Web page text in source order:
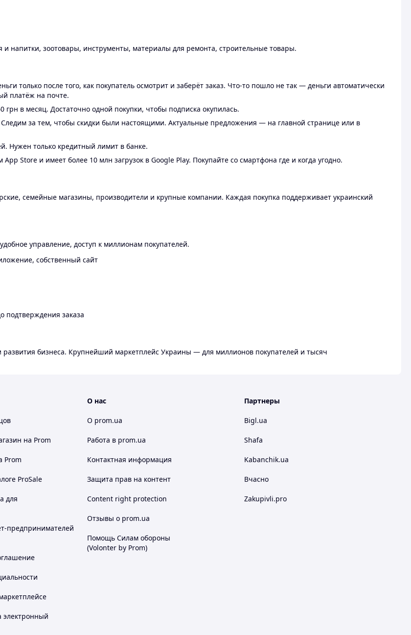
и напитки, зоотовары, инструменты, материалы для ремонта, строительные товары.
только после того, как покупатель осмотрит и заберёт заказ. Что-то пошло не так — деньги автоматически
платёж на почте.
в месяц. Достаточно одной покупки, чтобы подписка окупилась.
Следим за тем, чтобы скидки были настоящими. Актуальные предложения — на главной странице или в
Нужен только кредитный лимит в банке.
Store и имеет более 10 млн загрузок в Google Play. Покупайте со смартфона где и когда угодно.
семейные магазины, производители и крупные компании. Каждая покупка поддерживает украинский
управление, доступ к миллионам покупателей.
собственный сайт
подтверждения заказа
бизнеса. Крупнейший маркетплейс Украины — для миллионов покупателей и тысяч
на Prom
Prom
ProSale
для
предпринимателей
электронный
О нас
О prom.ua
Работа в prom.ua
Контактная информация
Защита прав на контент
Content right protection
Отзывы о prom.ua
Помощь Силам обороны
(Volonter by Prom)
Партнеры
Bigl.ua
Shafa
Kabanchik.ua
Вчасно
Zakupivli.pro